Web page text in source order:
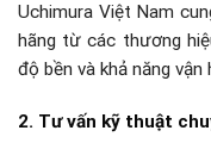
Uchimura Việt Nam
hãng từ các thương
độ bền và khả năng vận
2. Tư vấn kỹ thuật